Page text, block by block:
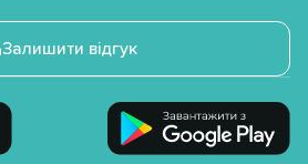
Залишити відгук